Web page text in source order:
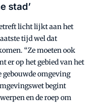
stad’
licht lijkt aan het
tijd wel dat
“Ze moeten ook
er op het gebied van het
omgeving
begint
en de roep om